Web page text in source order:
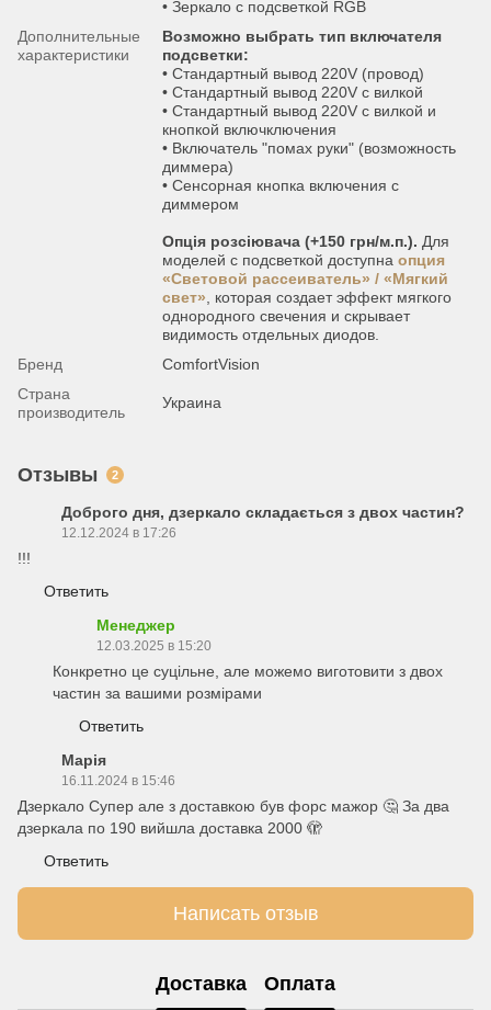
• Зеркало с подсветкой RGB
Дополнительные
характеристики
Возможно выбрать тип включателя
подсветки:
• Стандартный вывод 220V (провод)
• Стандартный вывод 220V с вилкой
• Стандартный вывод 220V с вилкой и
кнопкой включключения
• Включатель "помах руки" (возможность
диммера)
• Сенсорная кнопка включения с
диммером
Опція розсіювача (+150 грн/м.п.). Для
моделей с подсветкой доступна опция
«Световой рассеиватель» / «Мягкий
свет», которая создает эффект мягкого
однородного свечения и скрывает
видимость отдельных диодов.
Бренд
ComfortVision
Страна
производитель
Украина
Отзывы 2
Доброго дня, дзеркало складається з двох частин?
12.12.2024 в 17:26
!!!
Ответить
Менеджер
12.03.2025 в 15:20
Конкретно це суцільне, але можемо виготовити з двох
частин за вашими розмірами
Ответить
Марія
16.11.2024 в 15:46
Дзеркало Супер але з доставкою був форс мажор 🤔 За два
дзеркала по 190 вийшла доставка 2000 🫣
Ответить
Написать отзыв
Доставка Оплата